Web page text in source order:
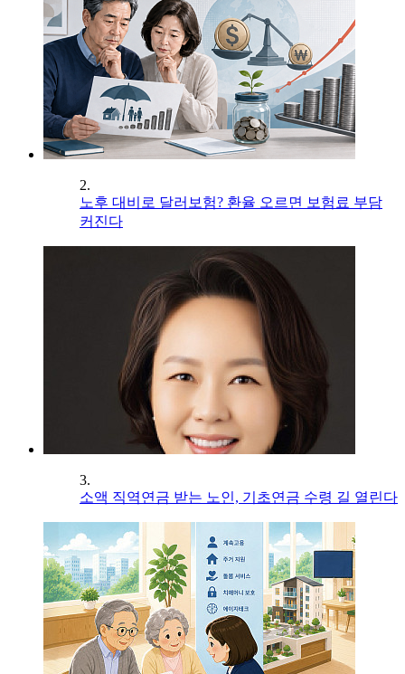
2.
노후 대비로 달러보험? 환율 오르면 보험료 부담
커진다
3.
소액 직역연금 받는 노인, 기초연금 수령 길 열린다